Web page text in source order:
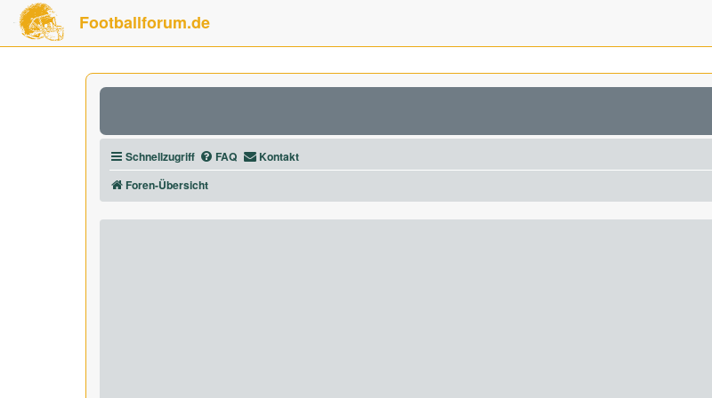
Footballforum.de
Schnellzugriff FAQ Kontakt
Foren-Übersicht